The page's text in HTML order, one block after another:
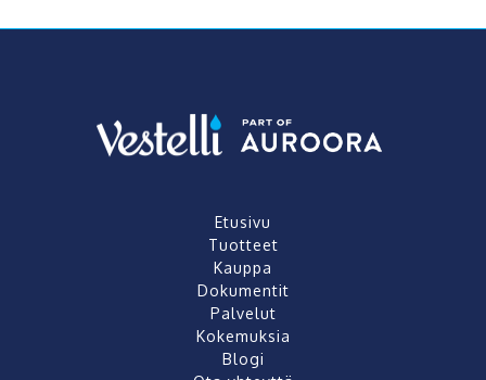
Etusivu
Tuotteet
Kauppa
Dokumentit
Palvelut
Kokemuksia
Blogi